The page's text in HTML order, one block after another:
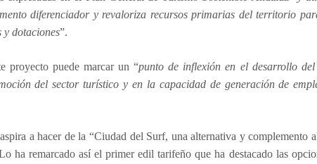
diferenciador y revaloriza recursos primarias del territorio
y dotaciones”.
proyecto puede marcar un “punto de inflexión en el desarrollo
del sector turístico y en la capacidad de generación de
a hacer de la “Ciudad del Surf, una alternativa y complemento
ha remarcado así el primer edil tarifeño que ha destacado las